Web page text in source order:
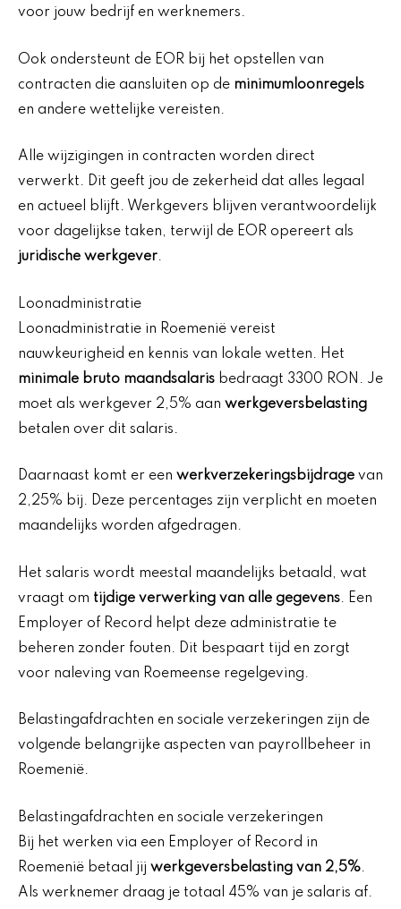
voor jouw bedrijf en werknemers.
Ook ondersteunt de EOR bij het opstellen van
contracten die aansluiten op de minimumloonregels
en andere wettelijke vereisten.
Alle wijzigingen in contracten worden direct
verwerkt. Dit geeft jou de zekerheid dat alles legaal
en actueel blijft. Werkgevers blijven verantwoordelijk
voor dagelijkse taken, terwijl de EOR opereert als
juridische werkgever.
Loonadministratie
Loonadministratie in Roemenië vereist
nauwkeurigheid en kennis van lokale wetten. Het
minimale bruto maandsalaris bedraagt 3300 RON. Je
moet als werkgever 2,5% aan werkgeversbelasting
betalen over dit salaris.
Daarnaast komt er een werkverzekeringsbijdrage van
2,25% bij. Deze percentages zijn verplicht en moeten
maandelijks worden afgedragen.
Het salaris wordt meestal maandelijks betaald, wat
vraagt om tijdige verwerking van alle gegevens. Een
Employer of Record helpt deze administratie te
beheren zonder fouten. Dit bespaart tijd en zorgt
voor naleving van Roemeense regelgeving.
Belastingafdrachten en sociale verzekeringen zijn de
volgende belangrijke aspecten van payrollbeheer in
Roemenië.
Belastingafdrachten en sociale verzekeringen
Bij het werken via een Employer of Record in
Roemenië betaal jij werkgeversbelasting van 2,5%.
Als werknemer draag je totaal 45% van je salaris af.